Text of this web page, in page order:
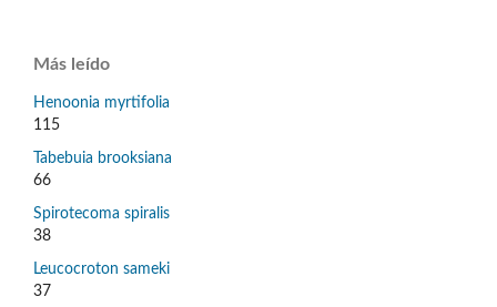
Más leído
Henoonia myrtifolia
115
Tabebuia brooksiana
66
Spirotecoma spiralis
38
Leucocroton sameki
37